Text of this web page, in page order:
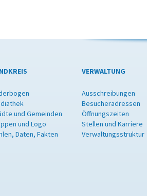
und Gemeinden
und Logo
Daten, Fakten
VERWALTUNG
Ausschreibungen
Besucheradressen
Öffnungszeiten
Stellen und Karriere
Verwaltungsstruktur